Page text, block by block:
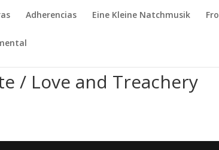
Adherencias Eine Kleine Natchmusik
/ Love and Treachery